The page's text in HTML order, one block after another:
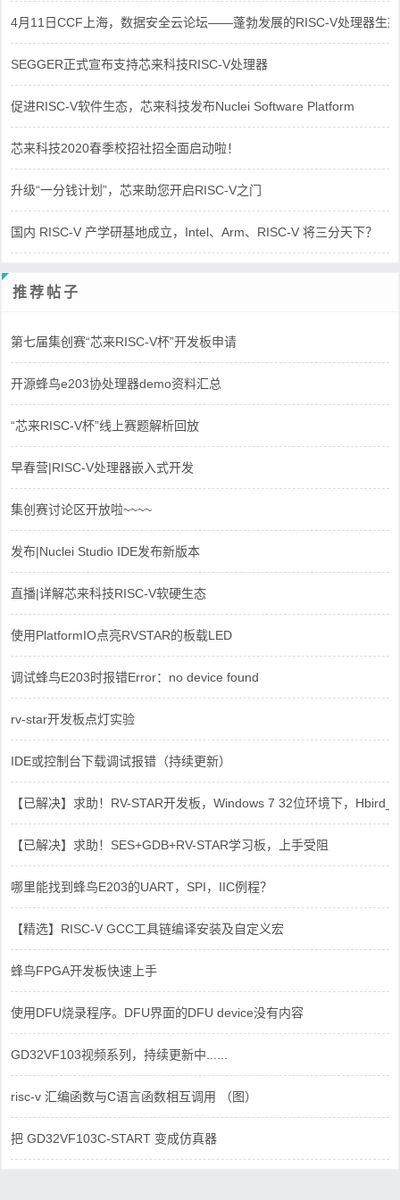
4月11日CCF上海，数据安全云论坛——蓬勃发展的RISC-V处理器生态
SEGGER正式宣布支持芯来科技RISC-V处理器
促进RISC-V软件生态，芯来科技发布Nuclei Software Platform
芯来科技2020春季校招社招全面启动啦！
升级“一分钱计划”，芯来助您开启RISC-V之门
国内 RISC-V 产学研基地成立，Intel、Arm、RISC-V 将三分天下？
推荐帖子
第七届集创赛“芯来RISC-V杯”开发板申请
开源蜂鸟e203协处理器demo资料汇总
“芯来RISC-V杯”线上赛题解析回放
早春营|RISC-V处理器嵌入式开发
集创赛讨论区开放啦~~~~
发布|Nuclei Studio IDE发布新版本
直播|详解芯来科技RISC-V软硬生态
使用PlatformIO点亮RVSTAR的板载LED
调试蜂鸟E203时报错Error：no device found
rv-star开发板点灯实验
IDE或控制台下载调试报错（持续更新）
【已解决】求助！RV-STAR开发板，Windows 7 32位环境下，
【已解决】求助！SES+GDB+RV-STAR学习板，上手受阻
哪里能找到蜂鸟E203的UART，SPI，IIC例程？
【精选】RISC-V GCC工具链编译安装及自定义宏
蜂鸟FPGA开发板快速上手
使用DFU烧录程序。DFU界面的DFU device没有内容
GD32VF103视频系列，持续更新中......
risc-v 汇编函数与C语言函数相互调用 （图）
把 GD32VF103C-START 变成仿真器